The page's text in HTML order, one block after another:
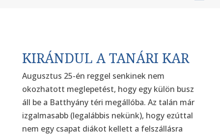
KIRÁNDUL A TANÁRI KAR
Augusztus 25-én reggel senkinek nem
okozhatott meglepetést, hogy egy külön busz
áll be a Batthyány téri megállóba. Az talán már
izgalmasabb (legalábbis nekünk), hogy ezúttal
nem egy csapat diákot kellett a felszállásra